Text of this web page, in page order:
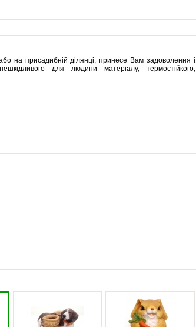
на присадибній ділянці, принесе Вам задоволення і
для людини матеріалу, термостійкого,